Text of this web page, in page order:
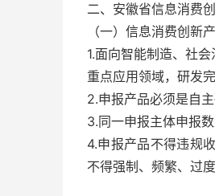
二、安徽省信息消费
（一）信息消费创新产
1.面向智能制造、社
重点应用领域，研发
2.申报产品必须是自
3.同一申报主体申报数
4.申报产品不得违规
不得强制、频繁、过度